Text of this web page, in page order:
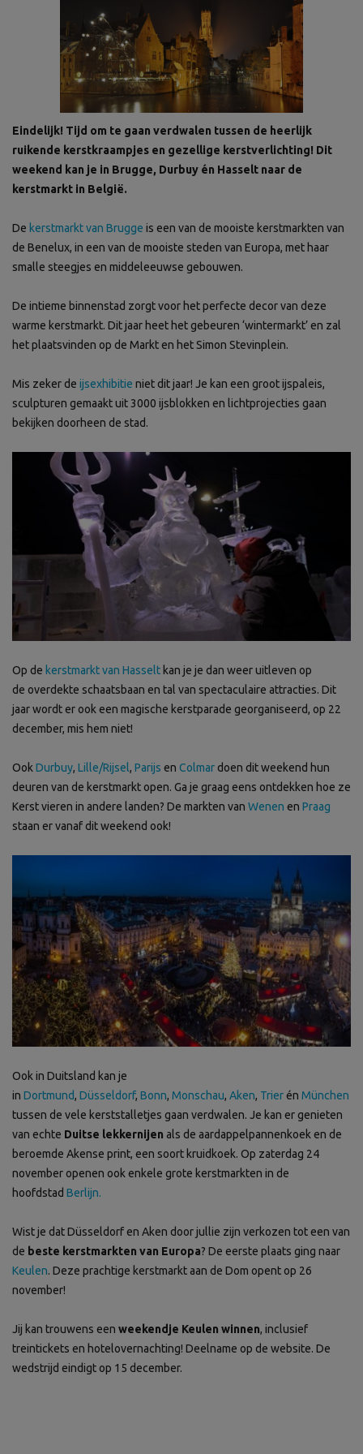
Eindelijk! Tijd om te gaan verdwalen tussen de heerlijk
ruikende kerstkraampjes en gezellige kerstverlichting! Dit
weekend kan je in Brugge, Durbuy én Hasselt naar de
kerstmarkt in België.
De kerstmarkt van Brugge is een van de mooiste kerstmarkten van
de Benelux, in een van de mooiste steden van Europa, met haar
smalle steegjes en middeleeuwse gebouwen.
De intieme binnenstad zorgt voor het perfecte decor van deze
warme kerstmarkt. Dit jaar heet het gebeuren ‘wintermarkt’ en zal
het plaatsvinden op de Markt en het Simon Stevinplein.
Mis zeker de ijsexhibitie niet dit jaar! Je kan een groot ijspaleis,
sculpturen gemaakt uit 3000 ijsblokken en lichtprojecties gaan
bekijken doorheen de stad.
Op de kerstmarkt van Hasselt kan je je dan weer uitleven op
de overdekte schaatsbaan en tal van spectaculaire attracties. Dit
jaar wordt er ook een magische kerstparade georganiseerd, op 22
december, mis hem niet!
Ook Durbuy, Lille/Rijsel, Parijs en Colmardoen dit weekend hun
deuren van de kerstmarkt open. Ga je graag eens ontdekken hoe ze
Kerst vieren in andere landen? De markten van Wenen en Praag
staan er vanaf dit weekend ook!
Ook in Duitsland kan je
in Dortmund, Düsseldorf, Bonn, Monschau, Aken, Trierén München
tussen de vele kerststalletjes gaan verdwalen. Je kan er genieten
van echte Duitse lekkernijen als de aardappelpannenkoek en de
beroemde Akense print, een soort kruidkoek. Op zaterdag 24
november openen ook enkele grote kerstmarkten in de
hoofdstad Berlijn.
Wist je dat Düsseldorf en Aken door jullie zijn verkozen tot een van
de beste kerstmarkten van Europa? De eerste plaats ging naar
Keulen. Deze prachtige kerstmarkt aan de Dom opent op 26
november!
Jij kan trouwens een weekendje Keulen winnen, inclusief
treintickets en hotelovernachting! Deelname op de website. De
wedstrijd eindigt op 15 december.